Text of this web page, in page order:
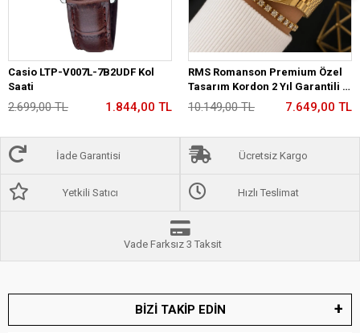
Casio LTP-V007L-7B2UDF Kol
Saati
2.699,00 TL 1.844,00 TL
RMS Romanson Premium Özel
Tasarım Kordon 2 Yıl Garantili 5
Atm Kadın Kol Saati+Bileklik
A2175.29
10.149,00 TL 7.649,00 TL
İade Garantisi Ücretsiz Kargo
Yetkili Satıcı Hızlı Teslimat
Vade Farksız 3 Taksit
BİZİ TAKİP EDİN